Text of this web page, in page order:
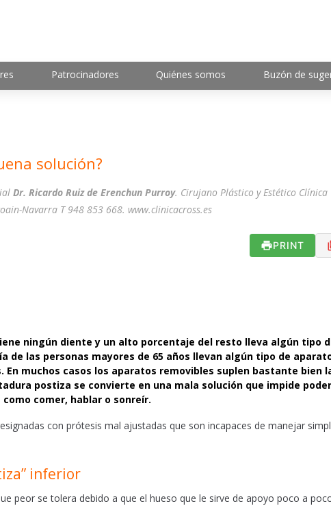
Patrocinadores Quiénes somos Buzón de
solución?
Dr. Ricardo Ruiz de Erenchun Purroy. Cirujano Plástico y Estético Clínica
Navarra T 948 853 668. www.clinicacross.es
PRINT
ningún diente y un alto porcentaje del resto lleva algún tipo
de las personas mayores de 65 años llevan algún tipo de
En muchos casos los aparatos removibles suplen bastante bien
postiza se convierte en una mala solución que impide poder
comer, hablar o sonreír.
con prótesis mal ajustadas que son incapaces de manejar
inferior
peor se tolera debido a que el hueso que le sirve de apoyo poco a